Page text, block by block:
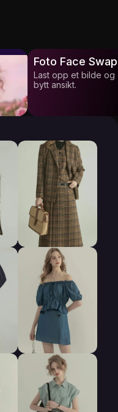
Foto Face Swap
Last opp et bilde og
bytt ansikt.